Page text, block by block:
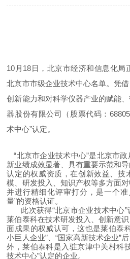
10月18日，北京市经济和信息化局
北京市市级企业技术中心名单。凭借
创新能力和对科学仪器产业的赋能
器股份有限公司（股票代码：
术中心”认定。
“北京市企业技术中心”是北京市政
新业绩成效显著、具有重要示范和
认定的权威资质，在创新效益、技
模、研发投入、知识产权等多方面
并进行精细化评审打分，是一个
量”的资格认证。
此次获得“北京市企业技术中心”
莱伯泰科在技术研发投入、创新意
面成果的权威认可，这也是莱伯泰
小巨人企业”、“国家高新技术企业”
外，莱伯泰科是入驻京津中关村科
技术中心”认定的企业。